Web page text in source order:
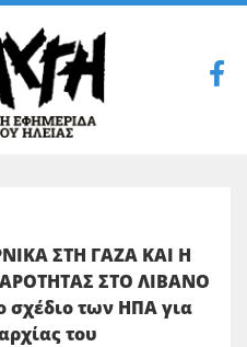
ΣΤΗ ΓΑΖΑ ΚΑΙ Η
ΣΤΟ ΛΙΒΑΝΟ
σχέδιο των ΗΠΑ για
του